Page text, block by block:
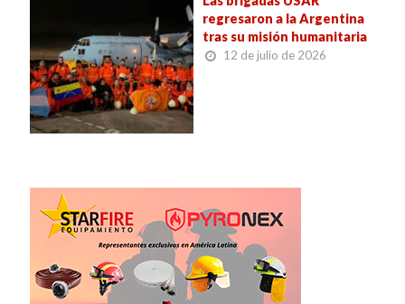
regresaron a la Argentina
tras su misión humanitaria
12 de julio de 2026